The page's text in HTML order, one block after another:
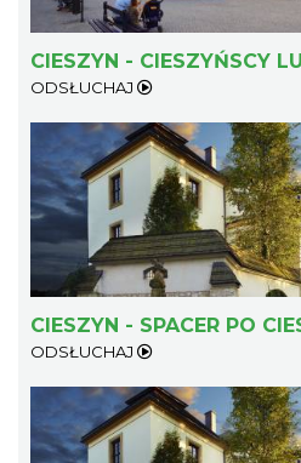
CIESZYN - CIESZYŃSCY
ODSŁUCHAJ
CIESZYN - SPACER PO
ODSŁUCHAJ